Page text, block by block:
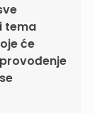
tema
će